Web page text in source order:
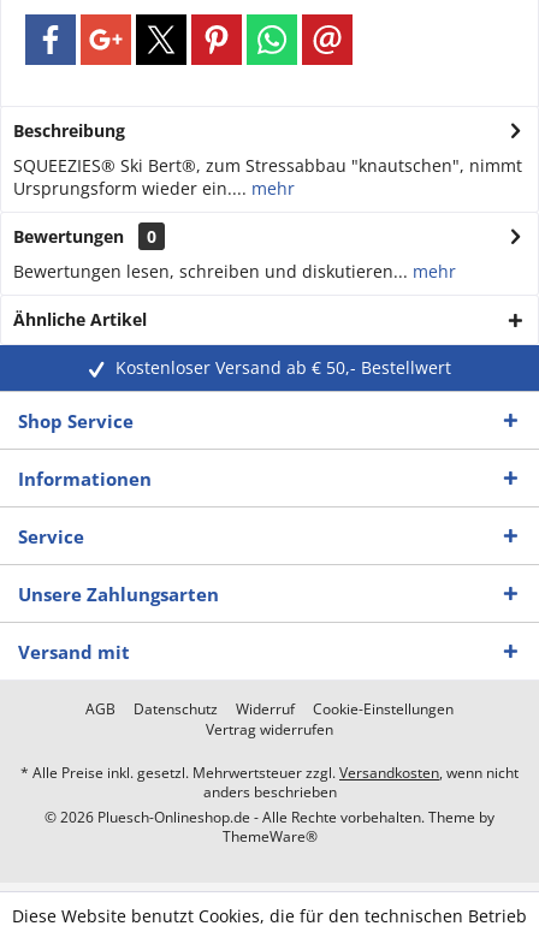
Beschreibung
SQUEEZIES® Ski Bert®, zum Stressabbau "knautschen", nimmt
Ursprungsform wieder ein.... mehr
Bewertungen
0
Bewertungen lesen, schreiben und diskutieren... mehr
Ähnliche Artikel
Kostenloser Versand ab € 50,- Bestellwert
Shop Service
Informationen
Service
Unsere Zahlungsarten
Versand mit
AGB Datenschutz Widerruf
Cookie-Einstellungen
Vertrag widerrufen
* Alle Preise inkl. gesetzl. Mehrwertsteuer zzgl.Versandkosten, wenn nicht
anders beschrieben
© 2026 Pluesch-Onlineshop.de - Alle Rechte vorbehalten. Theme by
ThemeWare®
Diese Website benutzt Cookies, die für den technischen Betrieb